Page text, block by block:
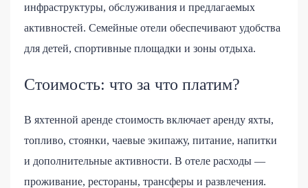
инфраструктуры, обслуживания и предлагаемых
активностей. Семейные отели обеспечивают удобства
для детей, спортивные площадки и зоны отдыха.
Стоимость: что за что платим?
В яхтенной аренде стоимость включает аренду яхты,
топливо, стоянки, чаевые экипажу, питание, напитки
и дополнительные активности. В отеле расходы —
проживание, рестораны, трансферы и развлечения.